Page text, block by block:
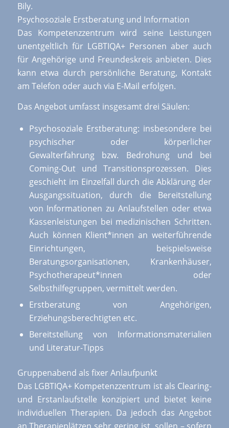
Bily.
Psychosoziale Erstberatung und Information
Das Kompetenzzentrum wird seine Leistungen
unentgeltlich für LGBTIQA+ Personen aber auch
für Angehörige und Freundeskreis anbieten. Dies
kann etwa durch persönliche Beratung, Kontakt
am Telefon oder auch via E-Mail erfolgen.
Das Angebot umfasst insgesamt drei Säulen:
Psychosoziale Erstberatung: insbesondere bei
psychischer oder körperlicher
Gewalterfahrung bzw. Bedrohung und bei
Coming-Out und Transitionsprozessen. Dies
geschieht im Einzelfall durch die Abklärung der
Ausgangssituation, durch die Bereitstellung
von Informationen zu Anlaufstellen oder etwa
Kassenleistungen bei medizinischen Schritten.
Auch können Klient*innen an weiterführende
Einrichtungen, beispielsweise
Beratungsorganisationen, Krankenhäuser,
Psychotherapeut*innen oder
Selbsthilfegruppen, vermittelt werden.
Erstberatung von Angehörigen,
Erziehungsberechtigten etc.
Bereitstellung von Informationsmaterialien
und Literatur-Tipps
Gruppenabend als fixer Anlaufpunkt
Das LGBTIQA+ Kompetenzzentrum ist als Clearing-
und Erstanlaufstelle konzipiert und bietet keine
individuellen Therapien. Da jedoch das Angebot